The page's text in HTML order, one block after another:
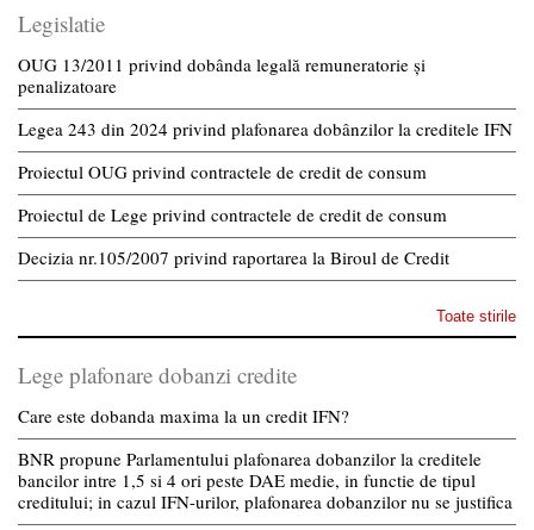
Legislatie
OUG 13/2011 privind dobânda legală remuneratorie și
penalizatoare
Legea 243 din 2024 privind plafonarea dobânzilor la creditele IFN
Proiectul OUG privind contractele de credit de consum
Proiectul de Lege privind contractele de credit de consum
Decizia nr.105/2007 privind raportarea la Biroul de Credit
Toate stirile
Lege plafonare dobanzi credite
Care este dobanda maxima la un credit IFN?
BNR propune Parlamentului plafonarea dobanzilor la creditele
bancilor intre 1,5 si 4 ori peste DAE medie, in functie de tipul
creditului; in cazul IFN-urilor, plafonarea dobanzilor nu se justifica